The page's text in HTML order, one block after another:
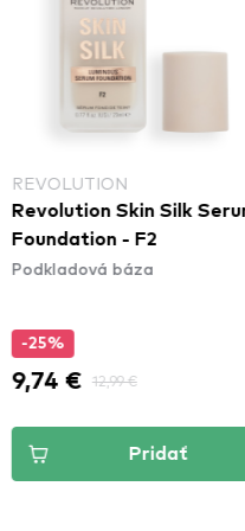
Skin Silk Serum
- F2
báza
12,99 €
Pridať